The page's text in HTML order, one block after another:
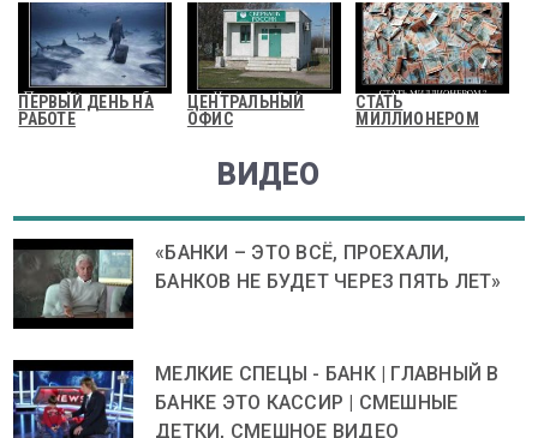
ПЕРВЫЙ ДЕНЬ НА
РАБОТЕ
ЦЕНТРАЛЬНЫЙ
ОФИС
СТАТЬ
МИЛЛИОНЕРОМ
ВИДЕО
«БАНКИ – ЭТО ВСЁ, ПРОЕХАЛИ,
БАНКОВ НЕ БУДЕТ ЧЕРЕЗ ПЯТЬ ЛЕТ»
МЕЛКИЕ СПЕЦЫ - БАНК | ГЛАВНЫЙ В
БАНКЕ ЭТО КАССИР | СМЕШНЫЕ
ДЕТКИ, СМЕШНОЕ ВИДЕО